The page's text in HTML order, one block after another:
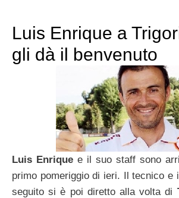
Luis Enrique a
gli dà il benvenuto
Luis Enrique e il suo staff sono
primo pomeriggio di ieri. Il tecnico e
seguito si è poi diretto alla volta di